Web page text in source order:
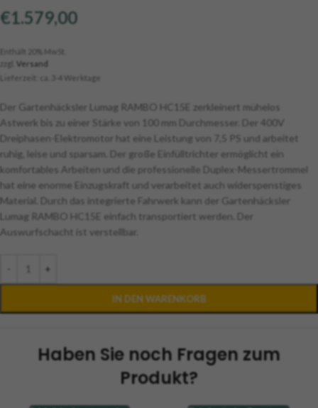
€1.579,00
Enthält 20% MwSt.
zzgl.
Versand
Lieferzeit: ca. 3-4 Werktage
Der Gartenhäcksler Lumag RAMBO HC15E zerkleinert mühelos
Astwerk bis zu einer Stärke von 100 mm Durchmesser. Der 400V
Dreiphasen-Elektromotor hat eine Leistung von 7,5 PS und arbeitet
ruhig, leise und sparsam. Der große Einfülltrichter ermöglicht ein
komfortables Arbeiten und die professionelle Duplex-Messertrommel
hat eine enorme Einzugskraft und verarbeitet auch widerspenstiges
Material. Durch das integrierte Fahrwerk kann der Gartenhäcksler
Lumag RAMBO HC15E einfach transportiert werden. Der
Auswurfschacht ist verstellbar.
+
IN DEN WARENKORB
Haben Sie noch Fragen zum
Produkt?